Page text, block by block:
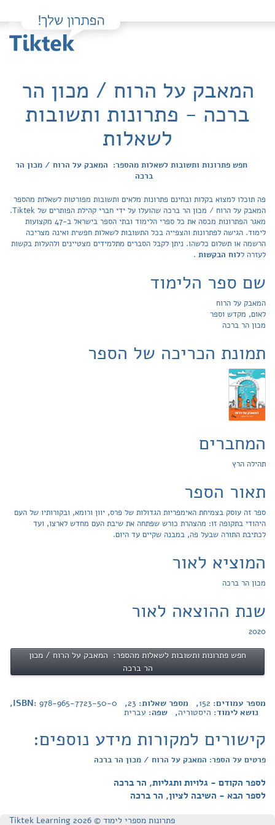
המאבק על הרוח / מכון הר
ברכה - פתרונות ותשובות
לשאלות
חפש פתרונות ותשובות לשאלות מהספר: המאבק על הרוח / מכון הר
ברכה
פה תוכלו למצוא בקלות ובחינם פתרונות מלאים ותשובות מפורטות לשאלות מהספר
המאבק על הרוח / מכון הר ברכה שהועלו על ידי חברי קהילת הפותרים של Tiktek.
מאגר הפתרונות מכסה את כל ספרי הלימוד ובתי הספר בישראל ב-47 מקצועות
לימוד. הגישה לפתרונות והצפייה בכל התשובות לשאלות חפשית ואינה מצריכה
הרשמה או תשלום כלשהו. ניתן לקבל הסברים מתלמידים מצטיינים ולהעלות בקשות
לעזרה ללוח הבקשות .
שם ספר הלימוד
המאבק על הרוח
לאום, מקדש וספר
מכון הר ברכה
תמונת הכריכה של הספר
המחברים
תהילה הרץ
תאור הספר
ספר זה עוסק בצמיחת האימפריות הגדולות של פרס, יוון ורומא, ובקורותיו של העם
היהודי בתקופה זו: מהצהרת כורש שפתחה את שיבת העם מחדש לארצו, ועד
לכתיבת התורה שבעל פה, במבנה שקיים עד היום.
המוציא לאור
מכון הר ברכה
שנת ההוצאה לאור
2020
חפש פתרונות ותשובות לשאלות מהספר: המאבק על הרוח / מכון
הר ברכה
מספר עמודים: 152, מספר שאלות: 23
, ISBN:
978-965-7723-50-0
,
נושא לימוד: היסטוריה, שפה: עברית
קישורים למקורות מידע נוספים:
פרטים על הספר: המאבק על הרוח / מכון הר ברכה
לספר הקודם - גלויות ותגליות, הר ברכה
לספר הבא - השיבה לציון, הר ברכה
פתרונות מספרי לימוד © Tiktek Learning 2026